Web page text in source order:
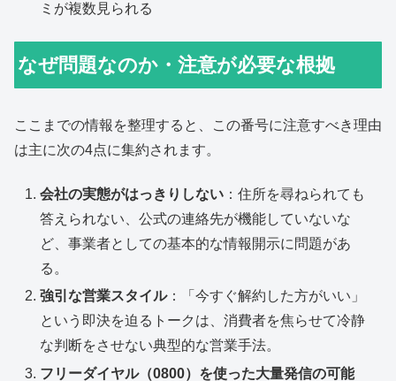
ミが複数見られる
なぜ問題なのか・注意が必要な根拠
ここまでの情報を整理すると、この番号に注意すべき理由
は主に次の4点に集約されます。
会社の実態がはっきりしない ：住所を尋ねられても
答えられない、公式の連絡先が機能していないな
ど、事業者としての基本的な情報開示に問題があ
る。
強引な営業スタイル：「今すぐ解約した方がいい」
という即決を迫るトークは、消費者を焦らせて冷静
な判断をさせない典型的な営業手法。
フリーダイヤル（0800）を使った大量発信の可能